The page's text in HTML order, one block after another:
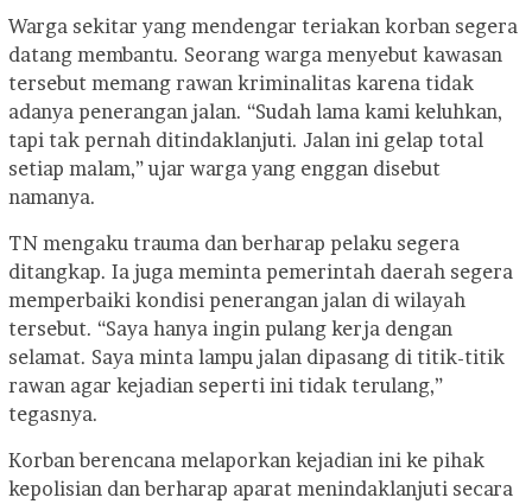
Warga sekitar yang mendengar teriakan korban segera
datang membantu. Seorang warga menyebut kawasan
tersebut memang rawan kriminalitas karena tidak
adanya penerangan jalan. “Sudah lama kami keluhkan,
tapi tak pernah ditindaklanjuti. Jalan ini gelap total
setiap malam,” ujar warga yang enggan disebut
namanya.
TN mengaku trauma dan berharap pelaku segera
ditangkap. Ia juga meminta pemerintah daerah segera
memperbaiki kondisi penerangan jalan di wilayah
tersebut. “Saya hanya ingin pulang kerja dengan
selamat. Saya minta lampu jalan dipasang di titik-titik
rawan agar kejadian seperti ini tidak terulang,”
tegasnya.
Korban berencana melaporkan kejadian ini ke pihak
kepolisian dan berharap aparat menindaklanjuti secara